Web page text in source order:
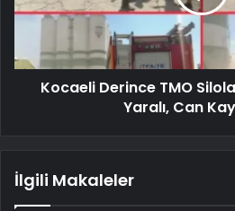
Kocaeli Derince TMO
Yaralı, Can
İlgili Makaleler